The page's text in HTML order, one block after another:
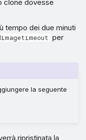
clone dovesse
tempo dei due minuti
per
la seguente
ripristinata la